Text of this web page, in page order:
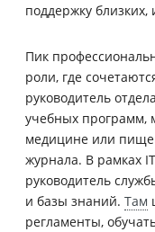
поддержку близких,
Пик
роли, где
руководитель
учебных программ,
медицине или
журнала. В рамках
руководитель
и базы знаний. Там
регламенты,